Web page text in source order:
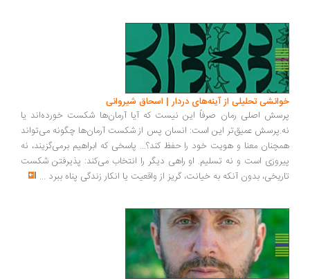
تحلیلی از آینه‌های دردار | اسحاق شیروانی
اصلی رمان صرفاً این نیست که آیا آرمان‌ها شکست خورده‌اند یا
عمیق‌تر این است: انسان پس از شکست آرمان‌ها چگونه می‌تواند
معنا و هویت خود را حفظ کند؟... پاسخی که ابراهیم برمی‌گزیند، نه
است و نه تسلیم. او راهی دیگر را انتخاب می‌کند: پذیرفتن شکست
بدون آنکه به خیانت، گریز از واقعیت یا انکار زندگی پناه ببرد...